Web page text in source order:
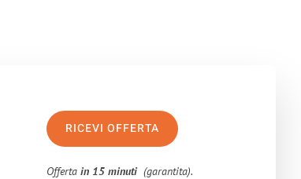
RICEVI OFFERTA
Offertain 15 minuti (garantita).